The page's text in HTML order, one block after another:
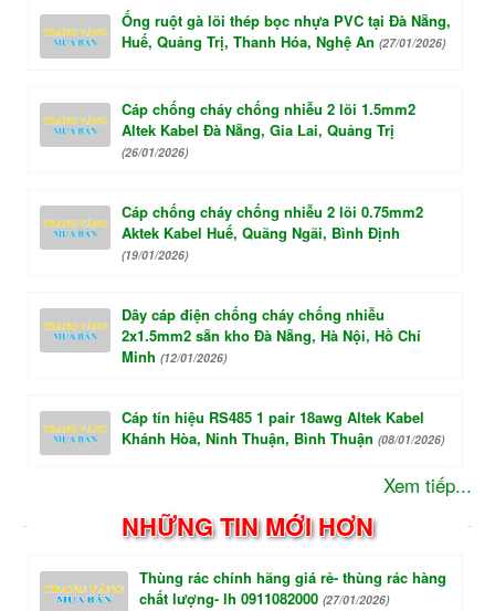
Ống ruột gà lõi thép bọc nhựa PVC tại Đà Nẵng,
Huế, Quảng Trị, Thanh Hóa, Nghệ An (27/01/2026)
Cáp chống cháy chống nhiễu 2 lõi 1.5mm2
Altek Kabel Đà Nẵng, Gia Lai, Quảng Trị
(26/01/2026)
Cáp chống cháy chống nhiễu 2 lõi 0.75mm2
Aktek Kabel Huế, Quãng Ngãi, Bình Định
(19/01/2026)
Dây cáp điện chống cháy chống nhiễu
2x1.5mm2 sẵn kho Đà Nẵng, Hà Nội, Hồ Chí
Minh (12/01/2026)
Cáp tín hiệu RS485 1 pair 18awg Altek Kabel
Khánh Hòa, Ninh Thuận, Bình Thuận (08/01/2026)
Xem tiếp...
NHỮNG TIN MỚI HƠN
Thùng rác chính hãng giá rẻ- thùng rác hàng
chất lượng- lh 0911082000 (27/01/2026)